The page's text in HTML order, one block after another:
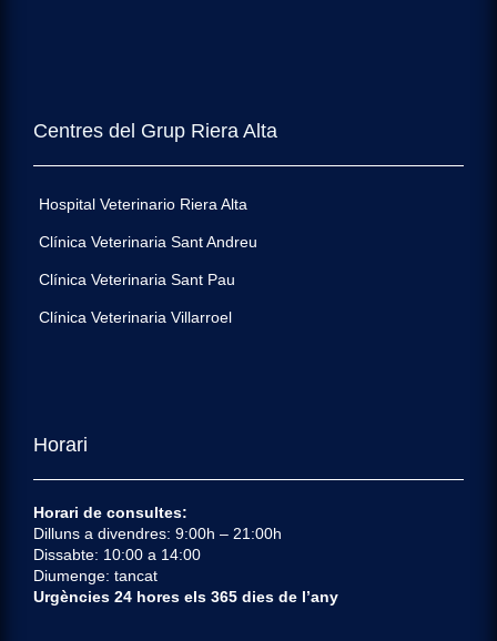
Centres del Grup Riera Alta
Hospital Veterinario Riera Alta
Clínica Veterinaria Sant Andreu
Clínica Veterinaria Sant Pau
Clínica Veterinaria Villarroel
Horari
Horari de consultes:
Dilluns a divendres: 9:00h – 21:00h
Dissabte: 10:00 a 14:00
Diumenge: tancat
Urgències 24 hores els 365 dies de l’any